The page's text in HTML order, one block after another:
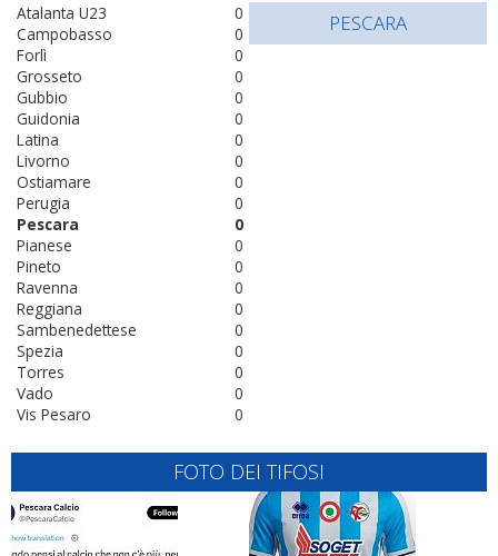
0
Atalanta U23
0
Campobasso
0
Forlì
0
Grosseto
0
Gubbio
0
Guidonia
0
Latina
0
Livorno
0
Ostiamare
0
Perugia
0
Pescara
0
Pianese
0
Pineto
0
Ravenna
0
Reggiana
0
Sambenedettese
0
Spezia
0
Torres
0
Vado
0
Vis Pesaro
PESCARA
FOTO DEI TIFOSI